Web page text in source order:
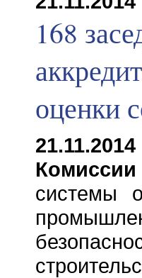
168
оценки
системы